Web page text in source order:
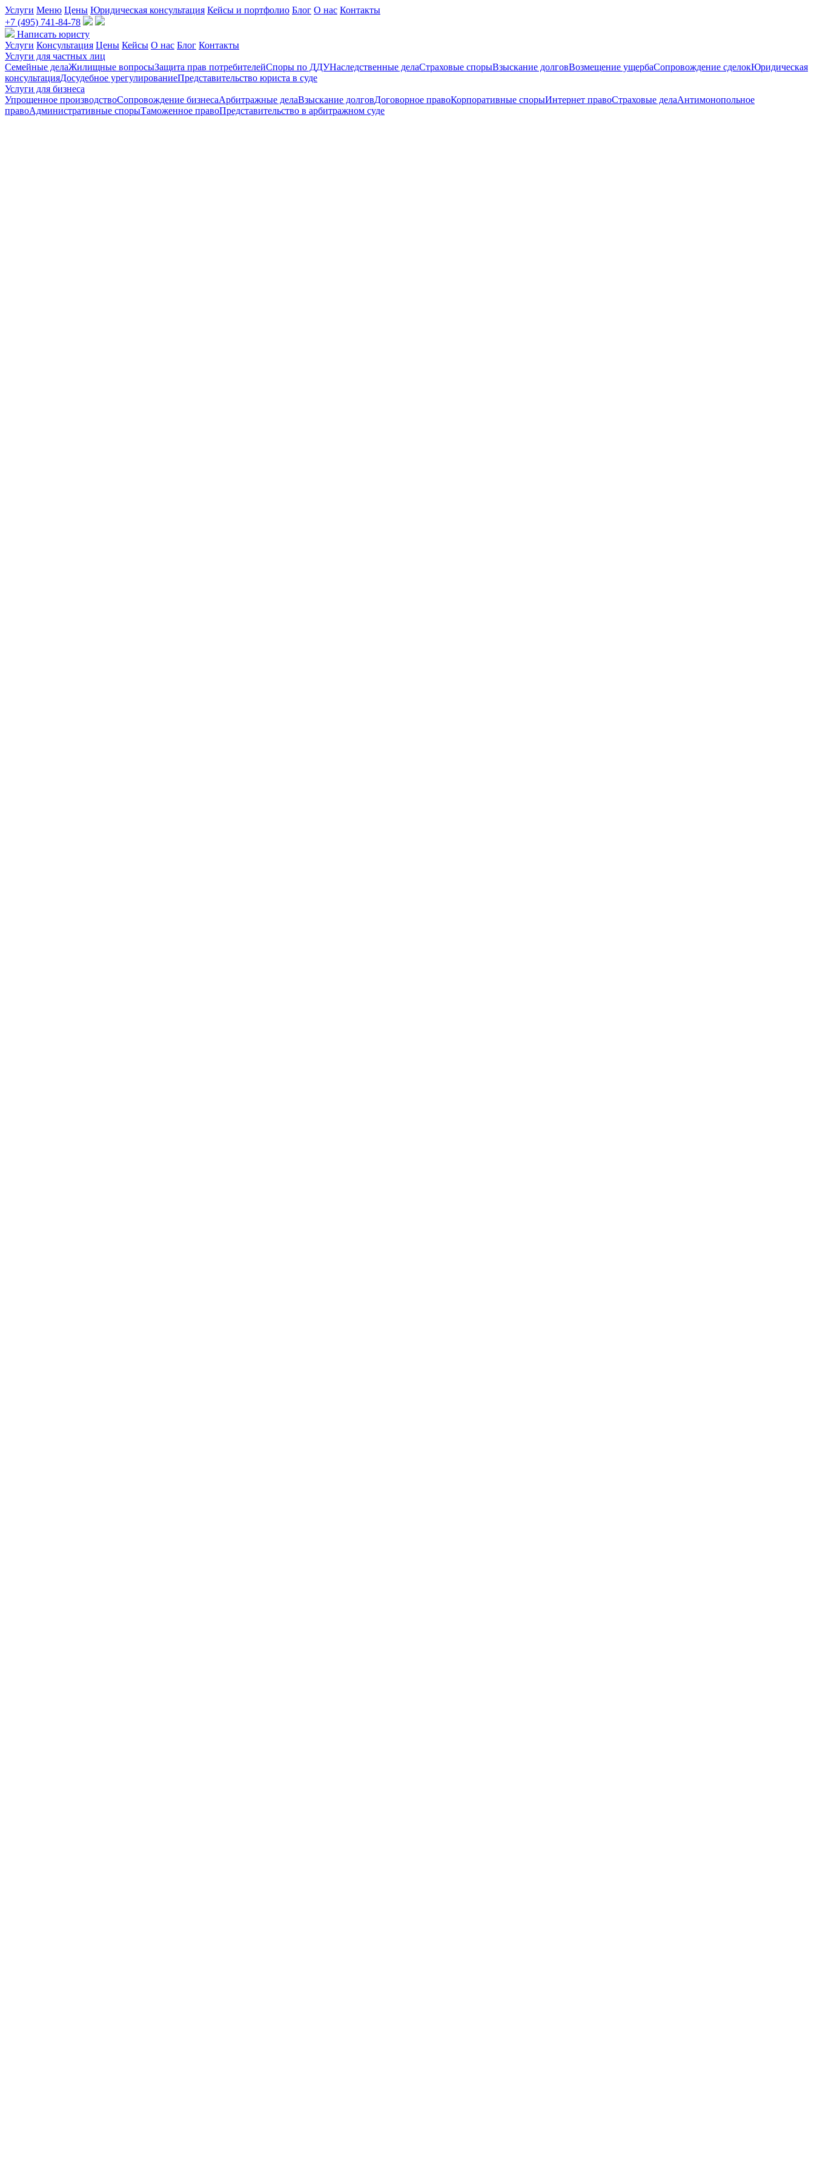
Услуги Меню Цены Юридическая консультация Кейсы и портфолио Блог О нас Контакты
+7 (495) 741-84-78
Написать юристу
Услуги Консультация Цены Кейсы О нас Блог Контакты
Услуги для частных лиц
Семейные делаЖилищные вопросыЗащита прав потребителейСпоры по ДДУНаследственные делаСтраховые спорыВзыскание долговВозмещение ущербаСопровождение сделокЮридическая
консультацияДосудебное урегулированиеПредставительство юриста в суде
Услуги для бизнеса
Упрощенное производствоСопровождение бизнесаАрбитражные делаВзыскание долговДоговорное правоКорпоративные спорыИнтернет правоСтраховые делаАнтимонопольное
правоАдминистративные спорыТаможенное правоПредставительство в арбитражном суде